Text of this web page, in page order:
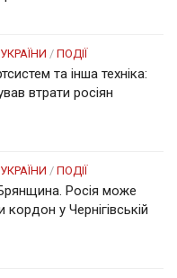
/ ПОДІЇ
та інша техніка:
втрати росіян
/ ПОДІЇ
Росія може
у Чернігівській